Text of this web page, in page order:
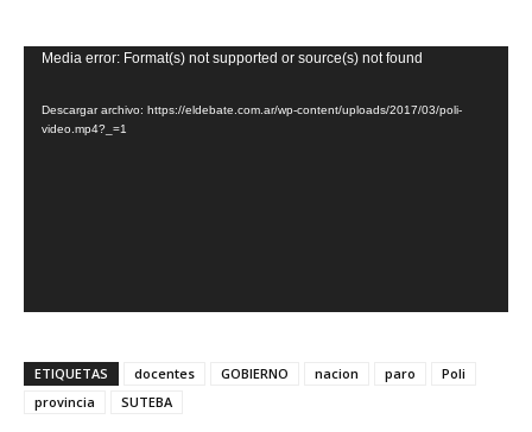
Reproductor
video
Media error: Format(s) not supported or source(s) not found
Descargar archivo: https://eldebate.com.ar/wp-content/uploads/2017/03/poli-
video.mp4?_=1
ETIQUETAS docentes GOBIERNO nacion paro
Poli
provincia
SUTEBA